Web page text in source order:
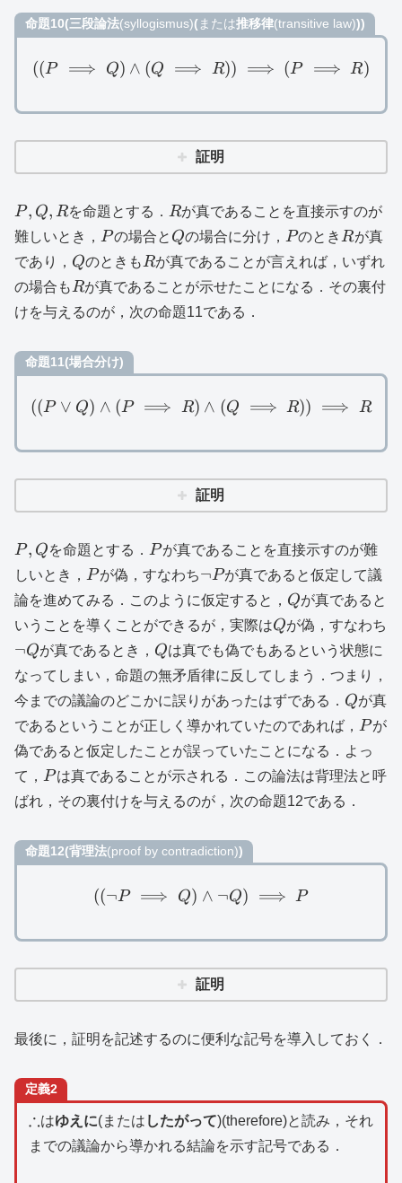
命題10(三段論法(syllogismus)(または推移律(transitive law)))
((P\implies Q)\land
((P ⟹ Q) ∧ (Q ⟹ R)) ⟹ (P ⟹ R)
証明
P,Q,R
P, Q, Rを命題とする． R
Rが真であることを直接示すのが
難しいとき， P
Pの場合と Q
Qの場合に分け， P
Pのとき R
Rが真
であり， Q
Qのときも R
Rが真であることが言えれば，いずれ
の場合も R
Rが真であることが示せたことになる．その裏付
けを与えるのが，次の命題11である．
命題11(場合分け)
((P\lor Q)\land
((P ∨ Q) ∧ (P ⟹ R) ∧ (Q ⟹ R)) ⟹ R
証明
P,Q
P, Qを命題とする． P
Pが真であることを直接示すのが難
しいとき， P
Pが偽，すなわち\lnot
P
¬Pが真であると仮定して議
論を進めてみる．このように仮定すると， Q
Qが真であると
いうことを導くことができるが，実際はQ
Qが偽，すなわち
¬Qが真であるとき， Q
Qは真でも偽でもあるという状態に
なってしまい，命題の無矛盾律に反してしまう．つまり，
今までの議論のどこかに誤りがあったはずである． Q
Qが真
であるということが正しく導かれていたのであれば， P
Pが
偽であると仮定したことが誤っていたことになる．よっ
て， P
Pは真であることが示される．この論法は背理法と呼
ばれ，その裏付けを与えるのが，次の命題12である．
命題12(背理法(proof by contradiction))
((\lnot P\implies Q)\land
((¬P ⟹ Q) ∧ ¬Q) ⟹ P
証明
最後に，証明を記述するのに便利な記号を導入しておく．
定義2
\therefore
∴はゆえに(または したがって)(therefore)と読み，それ
までの議論から導かれる結論を示す記号である．